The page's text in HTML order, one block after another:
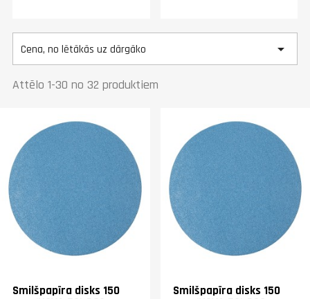
Cena, no lētākās uz dārgāko 
Attēlo 1-30 no 32 produktiem
Smilšpapīra disks 150
Smilšpapīra disks 150